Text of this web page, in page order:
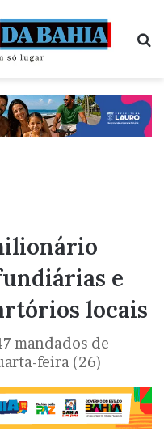
e
locais
mandados de
feira (26)